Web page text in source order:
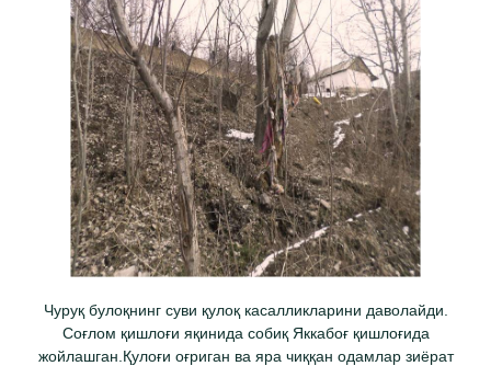
Чуруқ булоқнинг суви қулоқ касалликларини даволайди.
Соғлом қишлоғи яқинида собиқ Яккабоғ қишлоғида
жойлашган.Қулоғи оғриган ва яра чиққан одамлар зиёрат